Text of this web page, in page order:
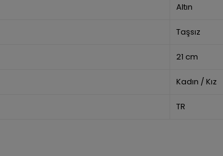
Altın
Taşsız
21 cm
Kadın / Kız
TR